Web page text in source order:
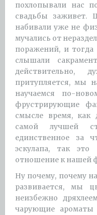
похлопывали нас
свадьбы заживет.
набивали уже не
мучались от
поражений, и
слышали
действительно,
притупляется, мы
научаемся по-
фрустрирующие
смысле время, как
самой лучшей
единственное за
эскулапа, так
отношение к нашей
Ну почему, почему
развивается, мы
неизбежно
чарующие